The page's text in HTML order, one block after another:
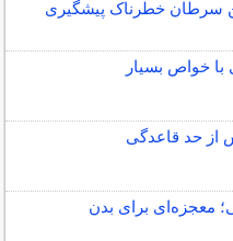
سرطان خطرناک پیشگیری
با خواص بسیار
معجزه‌ای برای بدن